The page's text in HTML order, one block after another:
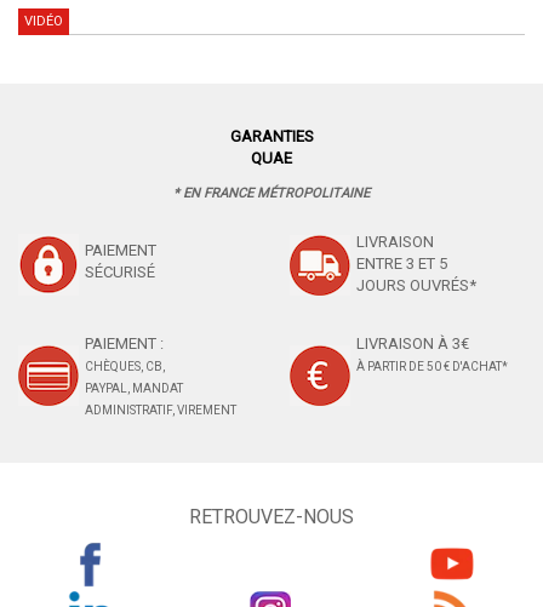
VIDÉO
GARANTIES
QUAE
* EN FRANCE MÉTROPOLITAINE
PAIEMENT
SÉCURISÉ
LIVRAISON
ENTRE 3 ET 5
JOURS OUVRÉS*
PAIEMENT :
CHÈQUES, CB,
PAYPAL, MANDAT
ADMINISTRATIF, VIREMENT
LIVRAISON À 3€
À PARTIR DE 50 € D'ACHAT*
RETROUVEZ-NOUS